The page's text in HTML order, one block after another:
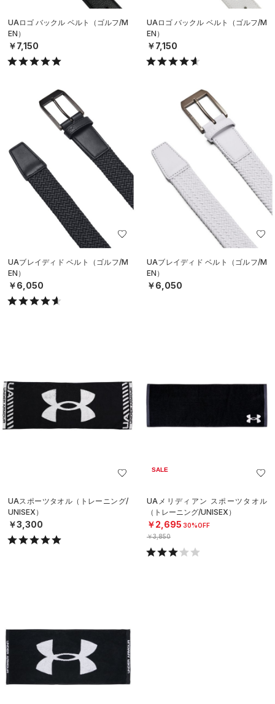
UAロゴ バックル ベルト（ゴルフ/M
EN）
￥7,150
UAロゴ バックル ベルト（ゴルフ/M
EN）
￥7,150
UAブレイディド ベルト（ゴルフ/M
EN）
￥6,050
UAブレイディド ベルト（ゴルフ/M
EN）
￥6,050
UAスポーツタオル（トレーニング/
UNISEX）
￥3,300
SALE
UAメリディアン スポーツタオル
（トレーニング/UNISEX）
￥2,695 30%OFF
￥3,850